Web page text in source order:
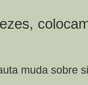
muda sobre